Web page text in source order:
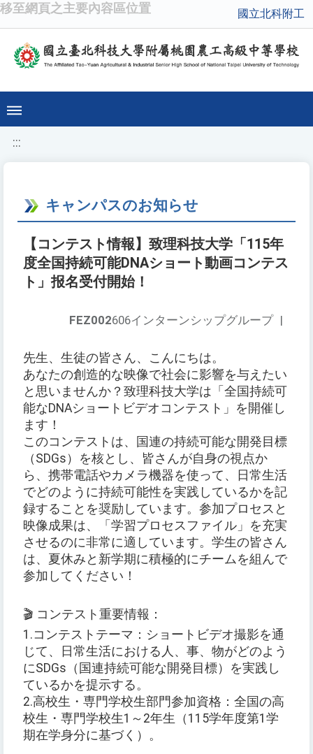
移至網頁之主要內容區位置 國立北科附工
:::
キャンパスのお知らせ
【コンテスト情報】致理科技大学「115年
度全国持続可能DNAショート動画コンテス
ト」报名受付開始！
FEZ002606インターンシップグループ |
先生、生徒の皆さん、こんにちは。
あなたの創造的な映像で社会に影響を与えたい
と思いませんか？致理科技大学は「全国持続可
能なDNAショートビデオコンテスト」を開催し
ます！
このコンテストは、国連の持続可能な開発目標
（SDGs）を核とし、皆さんが自身の視点か
ら、携帯電話やカメラ機器を使って、日常生活
でどのように持続可能性を実践しているかを記
録することを奨励しています。参加プロセスと
映像成果は、「学習プロセスファイル」を充実
させるのに非常に適しています。学生の皆さん
は、夏休みと新学期に積極的にチームを組んで
参加してください！
🎬 コンテスト重要情報：
1.コンテストテーマ：ショートビデオ撮影を通
じて、日常生活における人、事、物がどのよう
にSDGs（国連持続可能な開発目標）を実践し
ているかを提示する。
2.高校生・専門学校生部門参加資格：全国の高
校生・専門学校生1～2年生（115学年度第1学
期在学身分に基づく）。